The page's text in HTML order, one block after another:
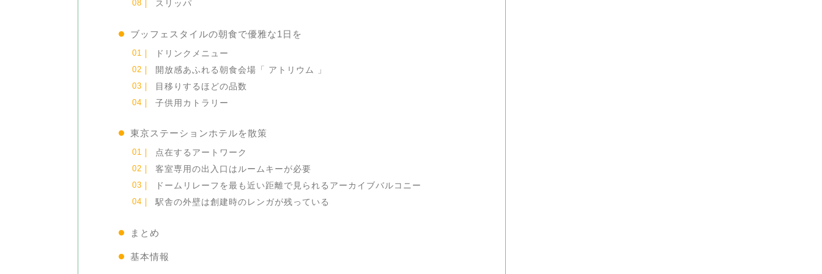
スリッパ
ブッフェスタイルの朝食で優雅な1日を
ドリンクメニュー
開放感あふれる朝食会場「 アトリウム 」
目移りするほどの品数
子供用カトラリー
東京ステーションホテルを散策
点在するアートワーク
客室専用の出入口はルームキーが必要
ドームリレーフを最も近い距離で見られるアーカイブバルコニー
駅舎の外壁は創建時のレンガが残っている
まとめ
基本情報